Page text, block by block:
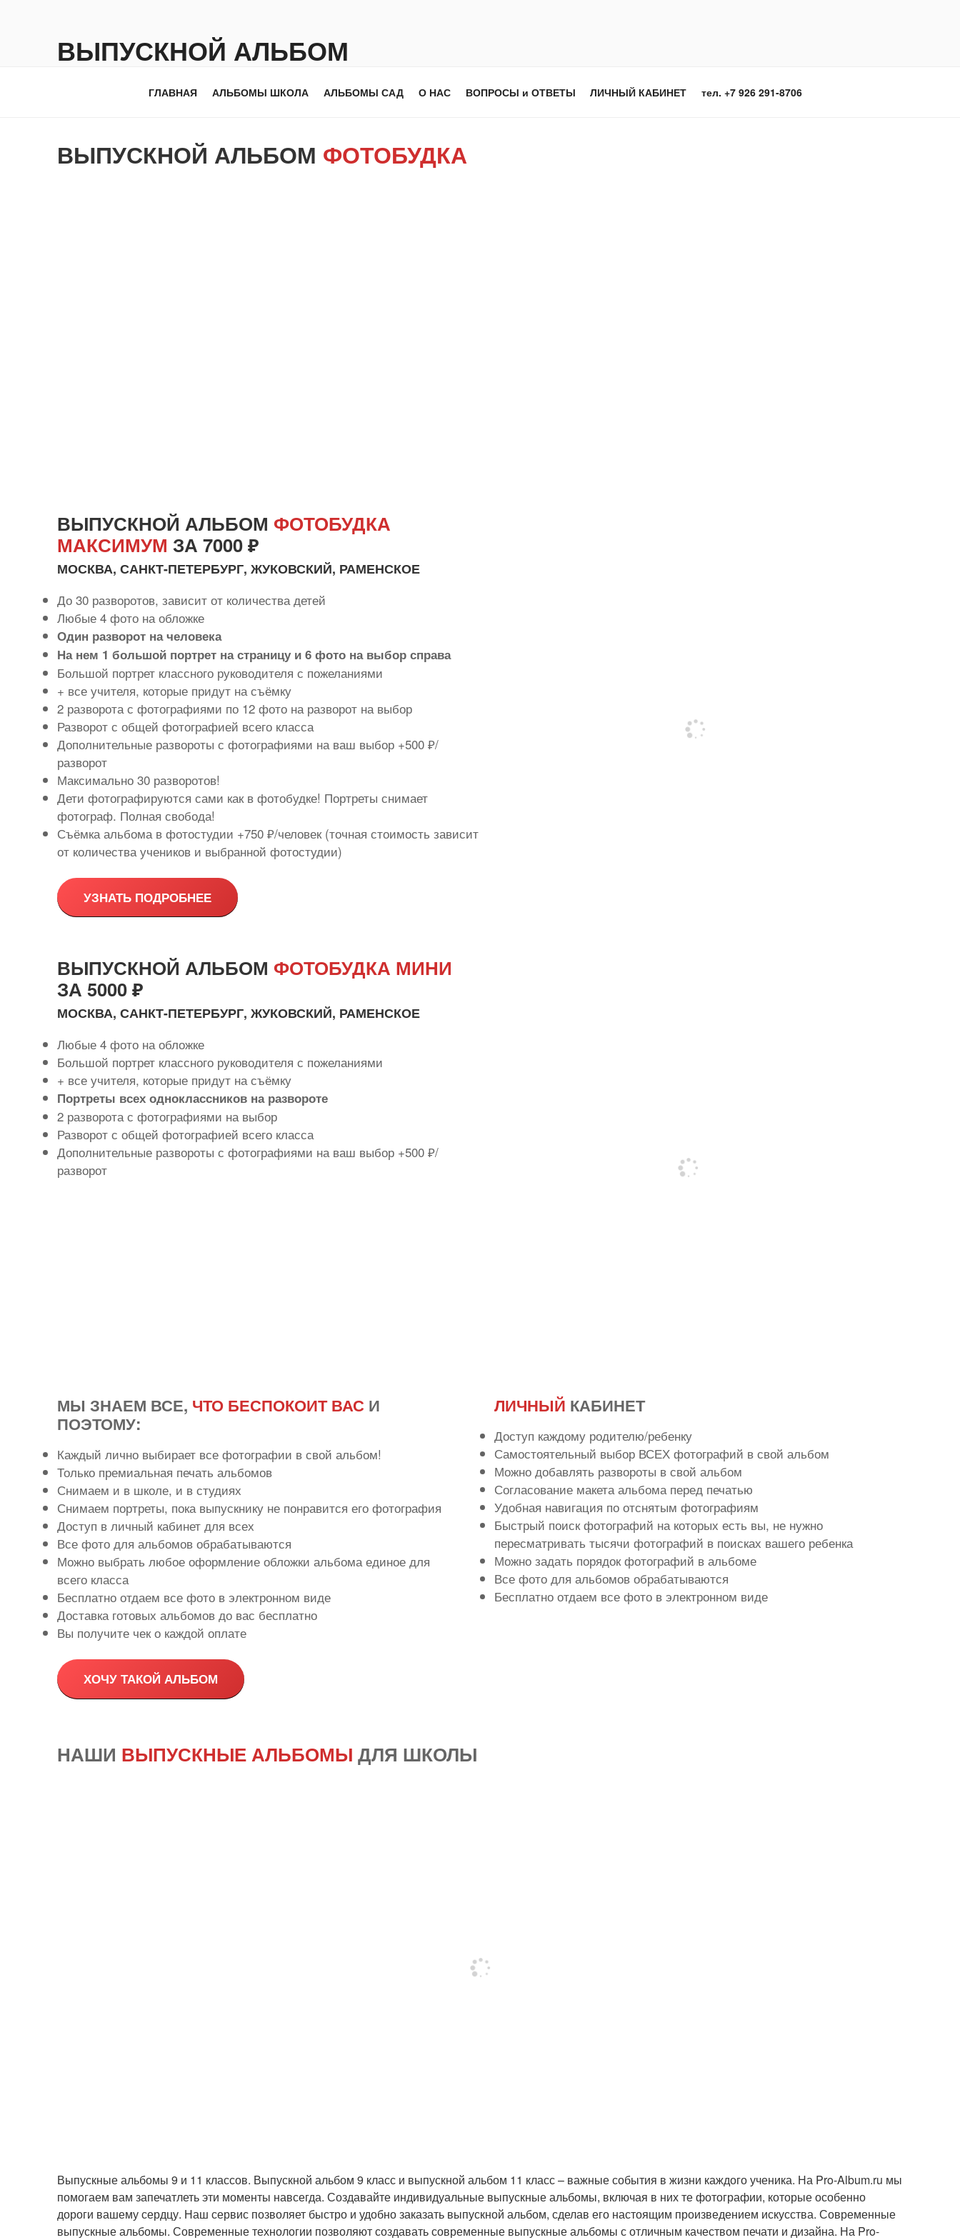
содержимомуВЫПУСКНОЙ АЛЬБОМ
ГЛАВНАЯ АЛЬБОМЫ ШКОЛА АЛЬБОМЫ САД О НАС ВОПРОСЫ и ОТВЕТЫ ЛИЧНЫЙ КАБИНЕТ тел. +7 926 291-8706
ВЫПУСКНОЙ АЛЬБОМ ФОТОБУДКА
ВЫПУСКНОЙ АЛЬБОМ ФОТОБУДКА
МАКСИМУМ ЗА 7000 ₽
МОСКВА, САНКТ-ПЕТЕРБУРГ, ЖУКОВСКИЙ, РАМЕНСКОЕ
До 30 разворотов, зависит от количества детей
Любые 4 фото на обложке
Один разворот на человека
На нем 1 большой портрет на страницу и 6 фото на выбор справа
Большой портрет классного руководителя с пожеланиями
+ все учителя, которые придут на съёмку
2 разворота с фотографиями по 12 фото на разворот на выбор
Разворот с общей фотографией всего класса
Дополнительные развороты с фотографиями на ваш выбор +500 ₽/
разворот
Максимально 30 разворотов!
Дети фотографируются сами как в фотобудке! Портреты снимает
фотограф. Полная свобода!
Съёмка альбома в фотостудии +750 ₽/человек (точная стоимость зависит
от количества учеников и выбранной фотостудии)
УЗНАТЬ ПОДРОБНЕЕ
ВЫПУСКНОЙ АЛЬБОМ ФОТОБУДКА МИНИ
ЗА 5000 ₽
МОСКВА, САНКТ-ПЕТЕРБУРГ, ЖУКОВСКИЙ, РАМЕНСКОЕ
Любые 4 фото на обложке
Большой портрет классного руководителя с пожеланиями
+ все учителя, которые придут на съёмку
Портреты всех одноклассников на развороте
2 разворота с фотографиями на выбор
Разворот с общей фотографией всего класса
Дополнительные развороты с фотографиями на ваш выбор +500 ₽/
разворот
МЫ ЗНАЕМ ВСЕ, ЧТО БЕСПОКОИТ ВАС И
ПОЭТОМУ:
Каждый лично выбирает все фотографии в свой альбом!
Только премиальная печать альбомов
Снимаем и в школе, и в студиях
Снимаем портреты, пока выпускнику не понравится его фотография
Доступ в личный кабинет для всех
Все фото для альбомов обрабатываются
Можно выбрать любое оформление обложки альбома единое для
всего класса
Бесплатно отдаем все фото в электронном виде
Доставка готовых альбомов до вас бесплатно
Вы получите чек о каждой оплате
ЛИЧНЫЙ КАБИНЕТ
Доступ каждому родителю/ребенку
Самостоятельный выбор ВСЕХ фотографий в свой альбом
Можно добавлять развороты в свой альбом
Согласование макета альбома перед печатью
Удобная навигация по отснятым фотографиям
Быстрый поиск фотографий на которых есть вы, не нужно
пересматривать тысячи фотографий в поисках вашего ребенка
Можно задать порядок фотографий в альбоме
Все фото для альбомов обрабатываются
Бесплатно отдаем все фото в электронном виде
ХОЧУ ТАКОЙ АЛЬБОМ
НАШИ ВЫПУСКНЫЕ АЛЬБОМЫ ДЛЯ ШКОЛЫ
Выпускные альбомы 9 и 11 классов. Выпускной альбом 9 класс и выпускной альбом 11 класс – важные события в жизни каждого ученика. На Pro-Album.ru мы
помогаем вам запечатлеть эти моменты навсегда. Создавайте индивидуальные выпускные альбомы, включая в них те фотографии, которые особенно
дороги вашему сердцу. Наш сервис позволяет быстро и удобно заказать выпускной альбом, сделав его настоящим произведением искусства. Современные
выпускные альбомы. Современные технологии позволяют создавать современные выпускные альбомы с отличным качеством печати и дизайна. На Pro-